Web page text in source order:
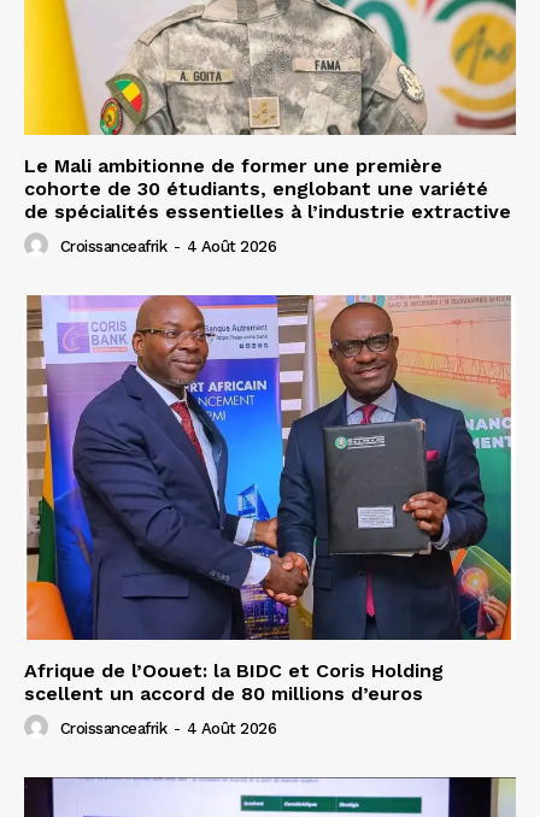
Le Mali ambitionne de former une première
cohorte de 30 étudiants, englobant une variété
de spécialités essentielles à l’industrie extractive
Croissanceafrik - 4 Août 2026
Afrique de l’Oouet: la BIDC et Coris Holding
scellent un accord de 80 millions d’euros
Croissanceafrik - 4 Août 2026